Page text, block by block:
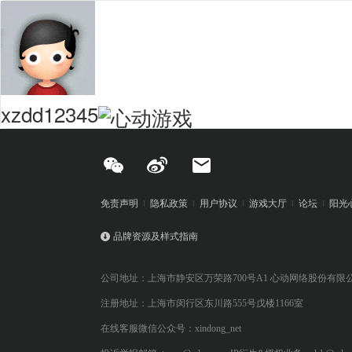
xzdd12345
免责声明 隐私政策 用户协议 游戏大厅 论坛 阳光
品牌资源及样式指南
公司地址：上海市静安区万荣路700号A1 心动网络股份有限
注册地址：上海市闵行区东川路555号戊楼1166室
在线客服微信公众号：xindong_net